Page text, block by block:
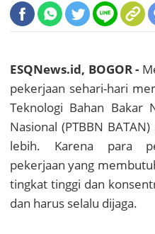
ESQNews.id, BOGOR -
pekerjaan sehari-hari
Teknologi Bahan Bakar
Nasional (PTBBN
lebih. Karena para
pekerjaan yang
tingkat tinggi dan
dan harus selalu dijaga.